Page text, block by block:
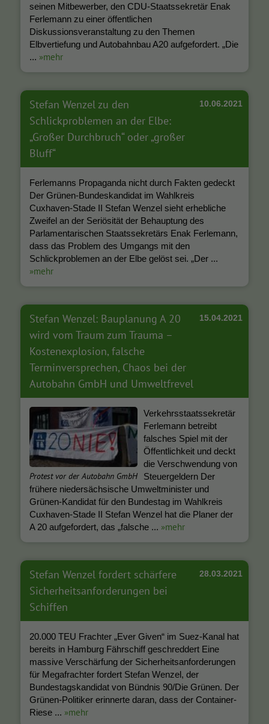
seinen Mitbewerber, den CDU-Staatssekretär Enak
Ferlemann zu einer öffentlichen
Diskussionsveranstaltung zu den Themen
Elbvertiefung und Autobahnbau A20 aufgefordert. „Die
... »mehr
10.06.2021
Stefan Wenzel zu den
Schlickproblemen an der Elbe:
„Großer Durchbruch“ oder „großer
Bluff“
Ferlemanns Propaganda nicht durch Fakten gedeckt
Der Grünen-Bundeskandidat im Wahlkreis
Cuxhaven-Stade II Stefan Wenzel sieht erhebliche
Zweifel an der Seriösität der Behauptung des
Parlamentarischen Staatssekretärs Enak Ferlemann,
dass das Problem des Umgangs mit den
Schlickproblemen an der Elbe gelöst sei. „Der ...
»mehr
15.04.2021
Stefan Wenzel: Bauplanung A 20
wird vom Traum zum Trauma –
Kostenexplosion, falsche
Terminversprechen, Chaos bei der
Autobahn GmbH und Umweltfrevel
Protest vor der Autobahn GmbH
Verkehrsstaatssekretär
Ferlemann betreibt
falsches Spiel mit der
Öffentlichkeit und deckt
die Verschwendung von
Steuergeldern Der
frühere niedersächsische Umweltminister und
Grünen-Kandidat für den Bundestag im Wahlkreis
Cuxhaven-Stade II Stefan Wenzel hat die Planer der
A 20 aufgefordert, das „falsche ... »mehr
28.03.2021
Stefan Wenzel fordert schärfere
Sicherheitsanforderungen bei
Schiffen
20.000 TEU Frachter „Ever Given“ im Suez-Kanal hat
bereits in Hamburg Fährschiff geschreddert Eine
massive Verschärfung der Sicherheitsanforderungen
für Megafrachter fordert Stefan Wenzel, der
Bundestagskandidat von Bündnis 90/Die Grünen. Der
Grünen-Politiker erinnerte daran, dass der Container-
Riese ... »mehr